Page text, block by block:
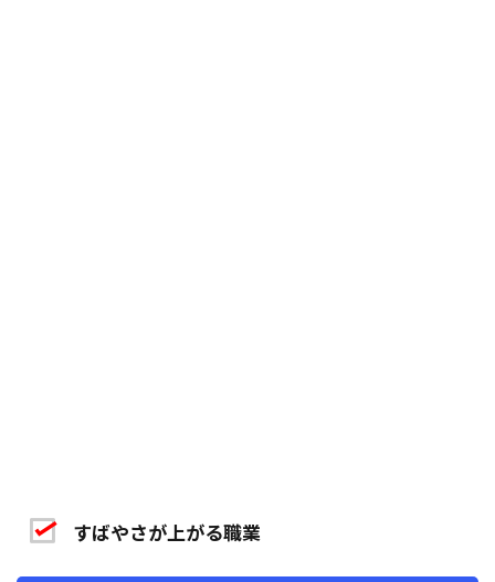
すばやさが上がる職業